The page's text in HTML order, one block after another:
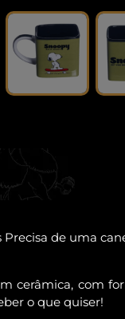
de uma
cerâmica, com
o que quiser!